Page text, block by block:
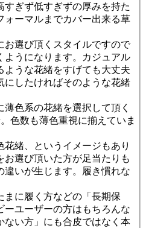
ぎず低すぎずの厚みを持た
ォーマルまでカバー出来る草
お選び頂くスタイルですので
ようになります。カジュアル
ような花緒をすげても大丈夫
にしたければそのような花緒
色系の花緒を選択して頂く
色数も薄色重視に揃えていま
緒、というイメージもあり
お選び頂いた方が足当たりも
違いが生じます。履き慣れな
まに履く方などの「長期保
ーユーザーの方はもちろんな
ない方」にも合皮ではなく本